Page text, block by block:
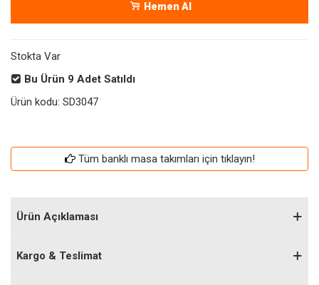
Hemen Al
Stokta Var
Bu Ürün 9 Adet Satıldı
Ürün kodu: SD3047
Tüm banklı masa takımları için tıklayın!
Ürün Açıklaması
Kargo & Teslimat